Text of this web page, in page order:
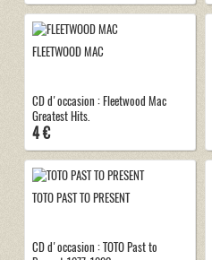
FLEETWOOD MAC
CD d'occasion : Fleetwood Mac
Greatest Hits.
4 €
TOTO PAST TO PRESENT
CD d'occasion : TOTO Past to